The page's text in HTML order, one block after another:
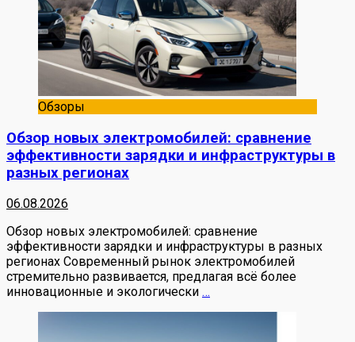
Обзоры
Обзор новых электромобилей: сравнение
эффективности зарядки и инфраструктуры в
разных регионах
06.08.2026
Обзор новых электромобилей: сравнение
эффективности зарядки и инфраструктуры в разных
регионах Современный рынок электромобилей
стремительно развивается, предлагая всё более
инновационные и экологически …